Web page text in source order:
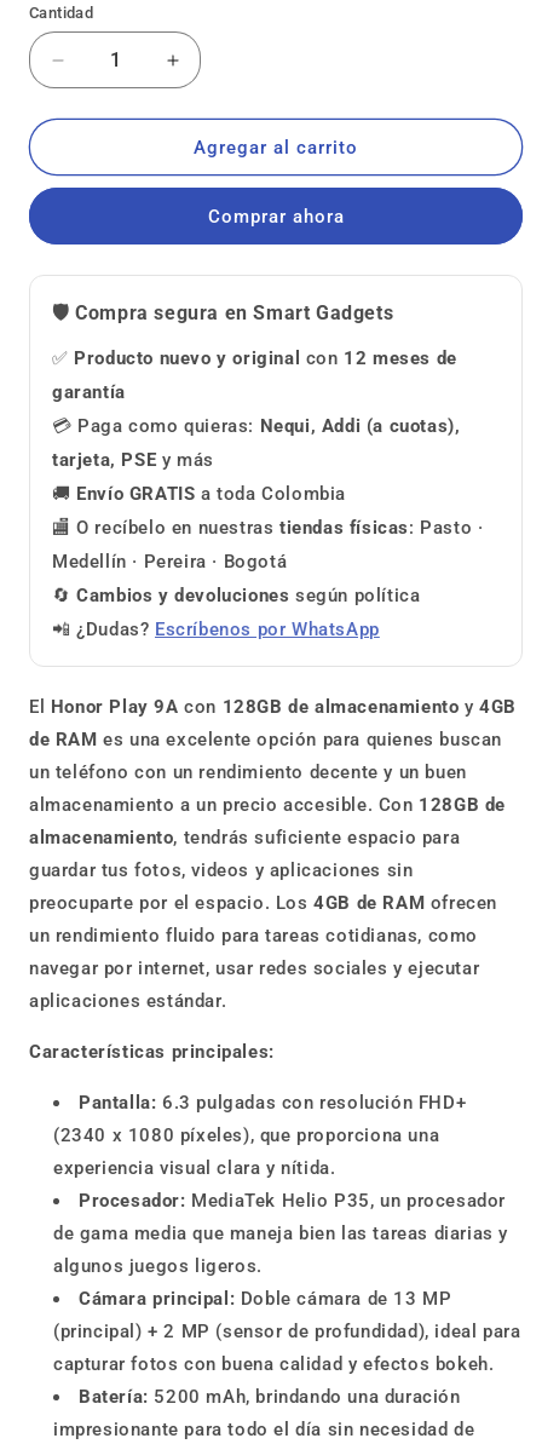
Cantidad
Reducir
cantidad
para
Play9A
4GB
Ram
Morado
Aumentar
cantidad
para
Honor
Play9A
4GB
Ram
Agregar al carrito
Comprar ahora
🛡️ Compra segura en Smart Gadgets
✅ Producto nuevo y original con 12 meses de
garantía
💳 Paga como quieras: Nequi, Addi (a cuotas),
tarjeta, PSE y más
🚚 Envío GRATIS a toda Colombia
🏬 O recíbelo en nuestrastiendas físicas: Pasto ·
Medellín · Pereira · Bogotá
🔄Cambios y devoluciones según política
📲 ¿Dudas? Escríbenos por WhatsApp
El Honor Play 9A con 128GB de almacenamiento y4GB
de RAM es una excelente opción para quienes buscan
un teléfono con un rendimiento decente y un buen
almacenamiento a un precio accesible. Con 128GB de
almacenamiento, tendrás suficiente espacio para
guardar tus fotos, videos y aplicaciones sin
preocuparte por el espacio. Los4GB de RAM ofrecen
un rendimiento fluido para tareas cotidianas, como
navegar por internet, usar redes sociales y ejecutar
aplicaciones estándar.
Características principales:
Pantalla: 6.3 pulgadas con resolución FHD+
(2340 x 1080 píxeles), que proporciona una
experiencia visual clara y nítida.
Procesador: MediaTek Helio P35, un procesador
de gama media que maneja bien las tareas diarias y
algunos juegos ligeros.
Cámara principal: Doble cámara de 13 MP
(principal) + 2 MP (sensor de profundidad), ideal para
capturar fotos con buena calidad y efectos bokeh.
Batería: 5200 mAh, brindando una duración
impresionante para todo el día sin necesidad de